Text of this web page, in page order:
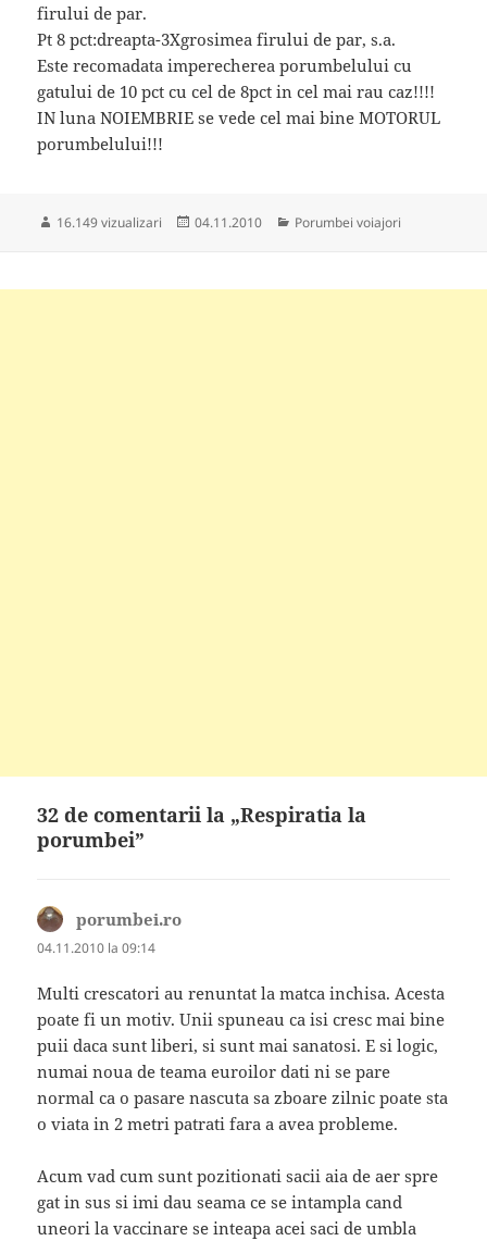
firului de par.
Pt 8 pct:dreapta-3Xgrosimea firului de par, s.a.
Este recomadata imperecherea porumbelului cu
gatului de 10 pct cu cel de 8pct in cel mai rau caz!!!!
IN luna NOIEMBRIE se vede cel mai bine MOTORUL
porumbelului!!!
16.149 vizualizari
Publicat
04.11.2010 Categorii
Porumbei voiajori
32 de comentarii la „Respiratia la
porumbei”
porumbei.ro
04.11.2010 la 09:14
Multi crescatori au renuntat la matca inchisa. Acesta
poate fi un motiv. Unii spuneau ca isi cresc mai bine
puii daca sunt liberi, si sunt mai sanatosi. E si logic,
numai noua de teama euroilor dati ni se pare
normal ca o pasare nascuta sa zboare zilnic poate sta
o viata in 2 metri patrati fara a avea probleme.
Acum vad cum sunt pozitionati sacii aia de aer spre
gat in sus si imi dau seama ce se intampla cand
uneori la vaccinare se inteapa acei saci de umbla